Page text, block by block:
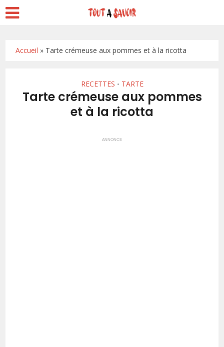
Accueil » Tarte crémeuse aux pommes et à la ricotta
RECETTES • TARTE
Tarte crémeuse aux pommes
et à la ricotta
ANNONCE